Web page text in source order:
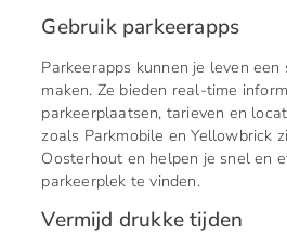
Gebruik parkeerapps
Parkeerapps kunnen je leven
maken. Ze bieden real-time
parkeerplaatsen, tarieven en
zoals Parkmobile en Yellowbrick
Oosterhout en helpen je snel en
parkeerplek te vinden.
Vermijd drukke tijden